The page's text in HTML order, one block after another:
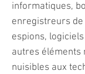
informatiques,
enregistreurs
espions,
autres éléments
nuisibles aux